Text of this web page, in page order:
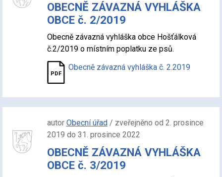
OBECNĚ ZÁVAZNÁ VYHLÁŠKA
OBCE č. 2/2019
Obecně závazná vyhláška obce Hošťálková
č.2/2019 o místním poplatku ze psů.
Obecně závazná vyhláška č. 2.2019
autor Obecní úřad/ zveřejněno od 2. prosince
2019 do 31. prosince 2022
OBECNĚ ZÁVAZNÁ VYHLÁŠKA
OBCE č. 3/2019